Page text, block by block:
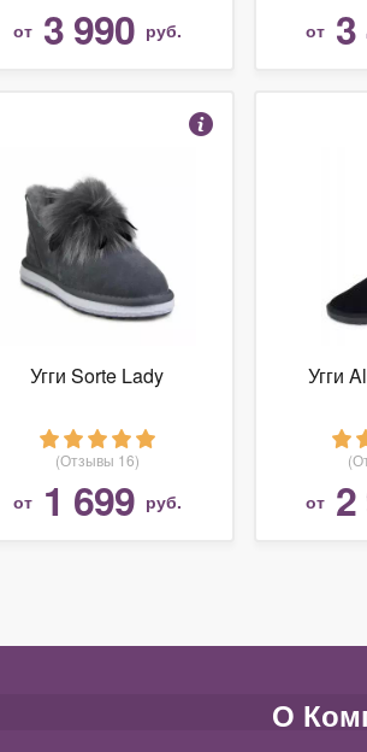
от 3 990 руб. от
Угги Sorte Lady
(Отзывы 16)
от 1 699 руб.
Угги
от
О